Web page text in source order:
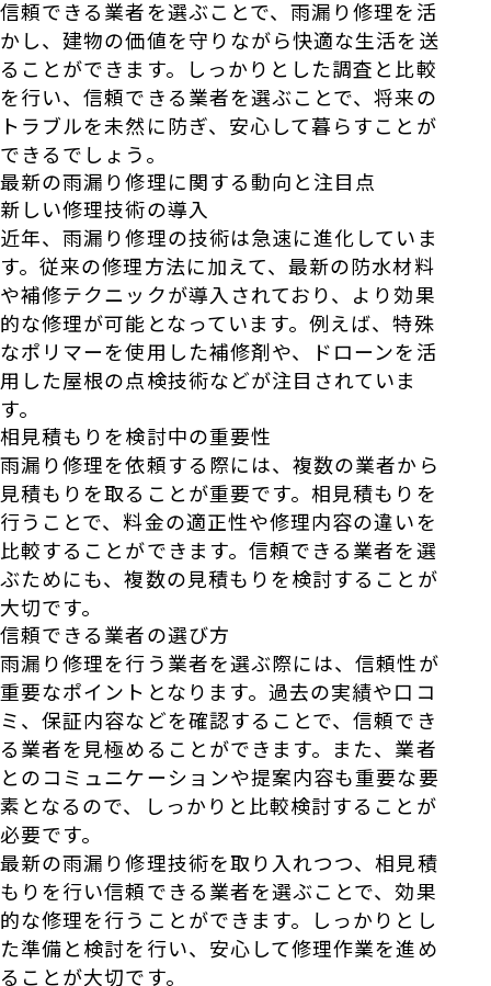
信頼できる業者を選ぶことで、雨漏り修理を活
かし、建物の価値を守りながら快適な生活を送
ることができます。しっかりとした調査と比較
を行い、信頼できる業者を選ぶことで、将来の
トラブルを未然に防ぎ、安心して暮らすことが
できるでしょう。
最新の雨漏り修理に関する動向と注目点
新しい修理技術の導入
近年、雨漏り修理の技術は急速に進化していま
す。従来の修理方法に加えて、最新の防水材料
や補修テクニックが導入されており、より効果
的な修理が可能となっています。例えば、特殊
なポリマーを使用した補修剤や、ドローンを活
用した屋根の点検技術などが注目されていま
す。
相見積もりを検討中の重要性
雨漏り修理を依頼する際には、複数の業者から
見積もりを取ることが重要です。相見積もりを
行うことで、料金の適正性や修理内容の違いを
比較することができます。信頼できる業者を選
ぶためにも、複数の見積もりを検討することが
大切です。
信頼できる業者の選び方
雨漏り修理を行う業者を選ぶ際には、信頼性が
重要なポイントとなります。過去の実績や口コ
ミ、保証内容などを確認することで、信頼でき
る業者を見極めることができます。また、業者
とのコミュニケーションや提案内容も重要な要
素となるので、しっかりと比較検討することが
必要です。
最新の雨漏り修理技術を取り入れつつ、相見積
もりを行い信頼できる業者を選ぶことで、効果
的な修理を行うことができます。しっかりとし
た準備と検討を行い、安心して修理作業を進め
ることが大切です。